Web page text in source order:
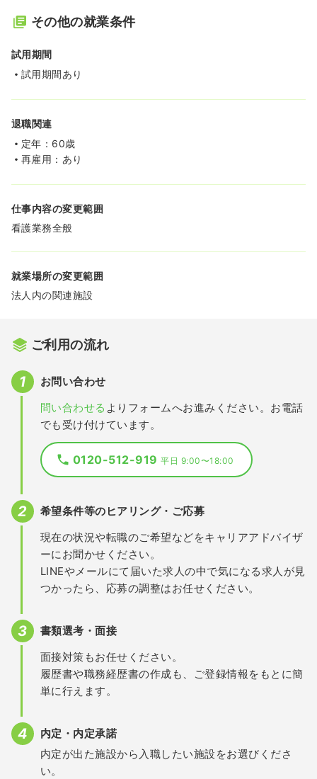
その他の就業条件
試用期間
試用期間あり
退職関連
定年：60歳
再雇用：あり
仕事内容の変更範囲
看護業務全般
就業場所の変更範囲
法人内の関連施設
ご利用の流れ
お問い合わせ
問い合わせる よりフォームへお進みください。お電話
でも受け付けています。
0120-512-919平日 9:00〜18:00
希望条件等のヒアリング・ご応募
現在の状況や転職のご希望などをキャリアアドバイザ
ーにお聞かせください。
LINEやメールにて届いた求人の中で気になる求人が見
つかったら、応募の調整はお任せください。
書類選考・面接
面接対策もお任せください。
履歴書や職務経歴書の作成も、ご登録情報をもとに簡
単に行えます。
内定・内定承諾
内定が出た施設から入職したい施設をお選びくださ
い。